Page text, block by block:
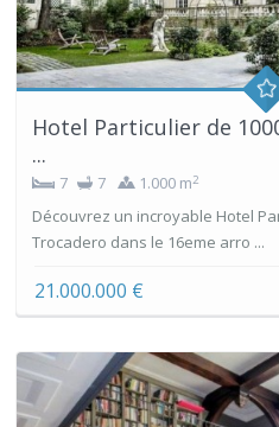
Hotel Particulier de
...
7 7 1.000 m2
Découvrez un incroyable Hotel
Trocadero dans le 16eme arro ...
21.000.000 €